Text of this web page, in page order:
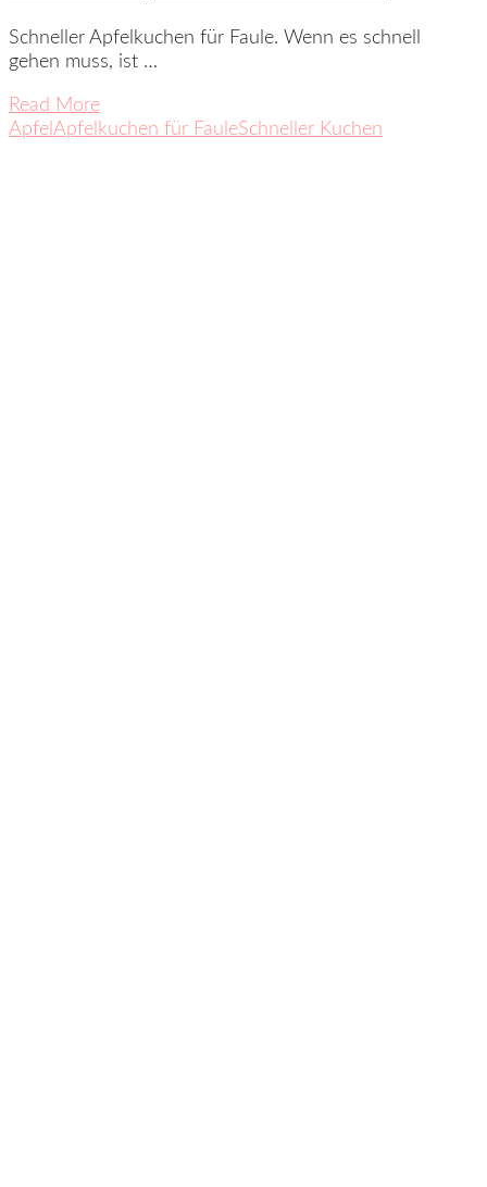
Schneller Apfelkuchen für Faule. Wenn es schnell
gehen muss, ist …
Read More
Apfel Apfelkuchen für FauleSchneller Kuchen